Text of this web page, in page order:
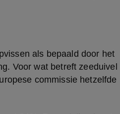
als bepaald door het
Voor wat betreft zeeduivel
commissie hetzelfde